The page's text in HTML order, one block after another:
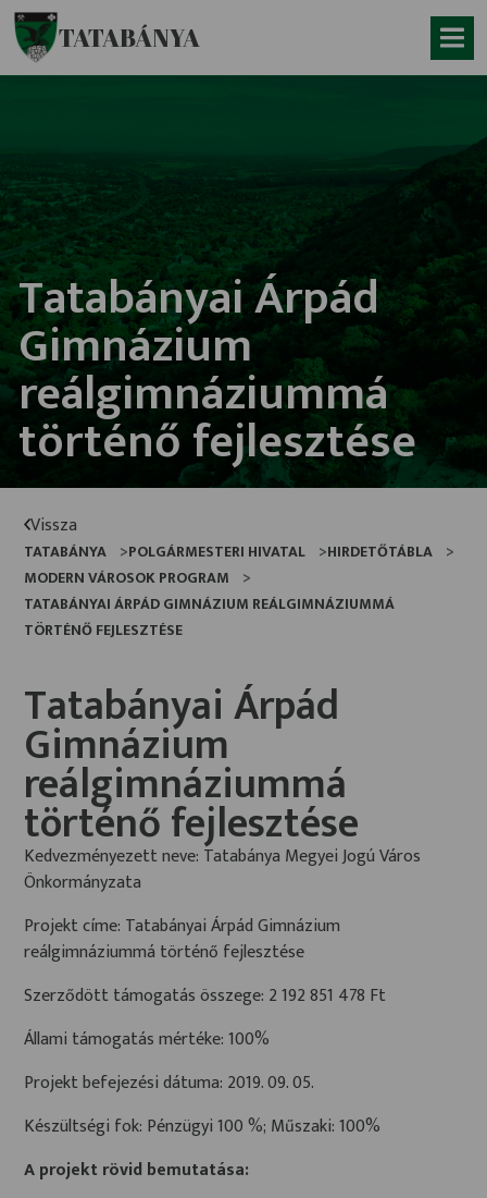
Ugrás a fő tartalomhoz
TATABÁNYA
Tatabányai Árpád
Gimnázium
reálgimnáziummá
történő fejlesztése
Vissza
TATABÁNYA POLGÁRMESTERI HIVATAL
HIRDETŐTÁBLA
MODERN VÁROSOK PROGRAM
TATABÁNYAI ÁRPÁD GIMNÁZIUM REÁLGIMNÁZIUMMÁ
TÖRTÉNŐ FEJLESZTÉSE
Tatabányai Árpád
Gimnázium
reálgimnáziummá
történő fejlesztése
Kedvezményezett neve: Tatabánya Megyei Jogú Város
Önkormányzata
Projekt címe: Tatabányai Árpád Gimnázium
reálgimnáziummá történő fejlesztése
Szerződött támogatás összege: 2 192 851 478 Ft
Állami támogatás mértéke: 100%
Projekt befejezési dátuma: 2019. 09. 05.
Készültségi fok: Pénzügyi 100 %; Műszaki: 100%
A projekt rövid bemutatása: